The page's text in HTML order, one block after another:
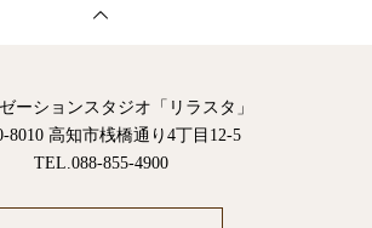
ーションスタジオ「リラスタ」
8010 高知市桟橋通り4丁目12-5
TEL.088-855-4900